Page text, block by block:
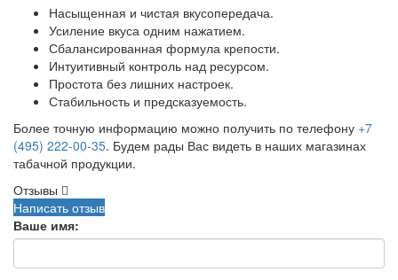
Насыщенная и чистая вкусопередача.
Усиление вкуса одним нажатием.
Сбалансированная формула крепости.
Интуитивный контроль над ресурсом.
Простота без лишних настроек.
Стабильность и предсказуемость.
Более точную информацию можно получить по телефону +7
(495) 222-00-35. Будем рады Вас видеть в наших магазинах
табачной продукции.
Отзывы
Написать отзыв
Ваше имя: